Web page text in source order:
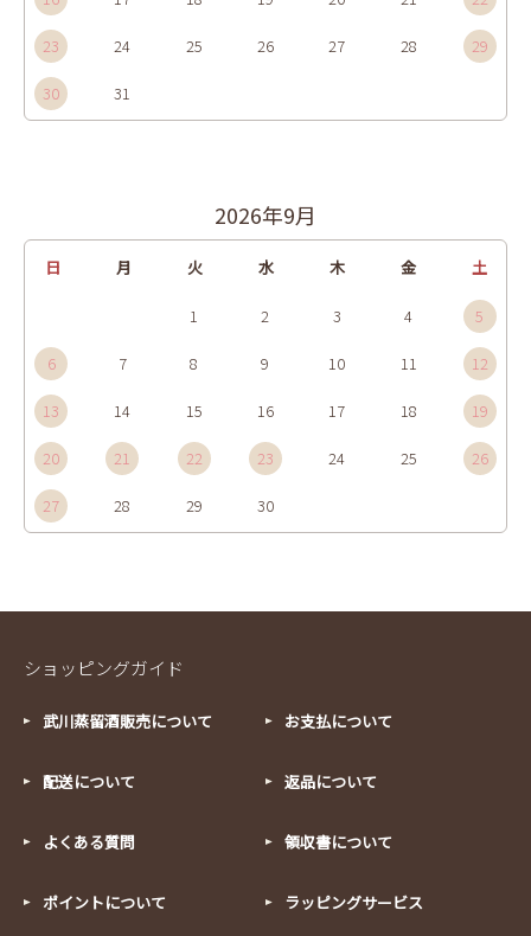
23 24 25 26 27 28 29
30 31
2026年9月
日 月 火 水 木 金 土
1 2 3 4 5
6 7 8 9 10 11 12
13 14 15 16 17 18 19
20 21 22 23 24 25 26
27 28 29 30
ショッピングガイド
武川蒸留酒販売について お支払について
配送について 返品について
よくある質問 領収書について
ポイントについて ラッピングサービス